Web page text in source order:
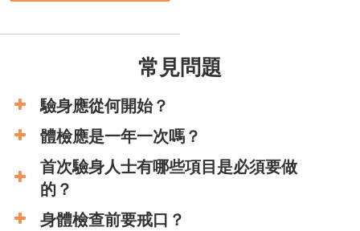
常見問題
驗身應從何開始？
體檢應是一年一次嗎？
首次驗身人士有哪些項目是必須要做
的？
身體檢查前要戒口？